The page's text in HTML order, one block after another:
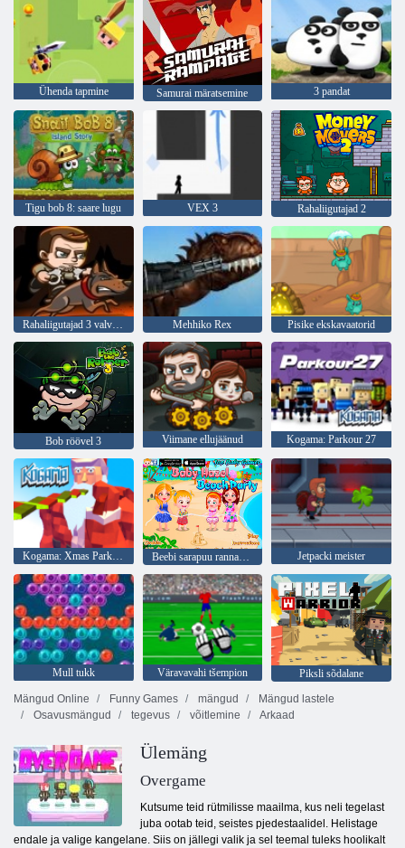
Ühenda tapmine Samurai märatsemine 3 pandat
Tigu bob 8: saare lugu VEX 3 Rahaliigutajad 2
Rahaliigutajad 3 valvemaksu Mehhiko Rex Pisike ekskavaatorid
Bob röövel 3 Viimane ellujäänud Kogama: Parkour 27
Kogama: Xmas Parkour Beebi sarapuu rannapidu Jetpacki meister
Mull tukk Väravavahi tšempion
Piksli sõdalane
Mängud Online
Funny Games mängud
Mängud lastele
Osavusmängud
tegevus võitlemine Arkaad
Ülemäng
Overgame
Kutsume teid rütmilisse maailma, kus neli tegelast
juba ootab teid, seistes pjedestaalidel. Helistage
endale ja valige kangelane. Siis on jällegi valik ja sel teemal tuleks hoolikalt